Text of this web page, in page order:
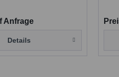
Anfrage
Details